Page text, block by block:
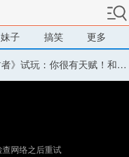
妹子 搞笑 更多
【CGL】不二《战锤40K：弑君者》试玩：你很有天赋！和我学国际象棋吧！